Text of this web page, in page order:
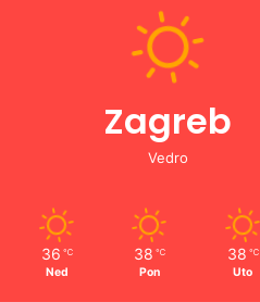
Zagreb
Vedro
36 ℃
Ned
38 ℃
Pon
38 ℃
Uto